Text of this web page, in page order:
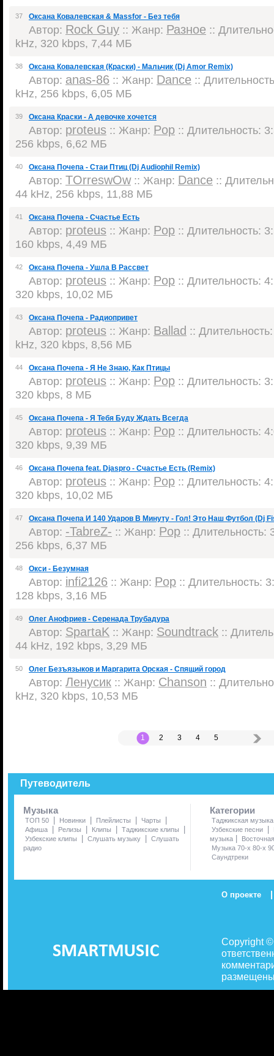
37 Оксана Ковалевская & Massfor - Без тебя
Автор: Rock Guy :: Жанр: Разное ::
kHz, 320 kbps, 7,44 МБ
38 Оксана Ковалевская (Краски) - Мальчик (Dj Amor Remix)
Автор: anas-86 :: Жанр: Dance ::
kHz, 256 kbps, 6,05 МБ
39 Оксана Краски - А девочке хочется
Автор: proteus :: Жанр: Pop :: Длительность:
256 kbps, 6,62 МБ
40 Оксана Почепа - Стаи Птиц (Dj Audiophil Remix)
Автор: TOrreswOw:: Жанр: Dance ::
44 kHz, 256 kbps, 11,88 МБ
41 Оксана Почепа - Счастье Есть
Автор: proteus :: Жанр: Pop :: Длительность:
160 kbps, 4,49 МБ
42 Оксана Почепа - Ушла В Рассвет
Автор: proteus :: Жанр: Pop :: Длительность:
320 kbps, 10,02 МБ
43 Оксана Почепа - Радиопривет
Автор: proteus :: Жанр: Ballad ::
kHz, 320 kbps, 8,56 МБ
44 Оксана Почепа - Я Не Знаю, Как Птицы
Автор: proteus :: Жанр: Pop :: Длительность:
320 kbps, 8 МБ
45 Оксана Почепа - Я Тебя Буду Ждать Всегда
Автор: proteus :: Жанр: Pop :: Длительность:
320 kbps, 9,39 МБ
46 Оксана Почепа feat. Djaspro - Счастье Есть (Remix)
Автор: proteus :: Жанр: Pop :: Длительность:
320 kbps, 10,02 МБ
47 Оксана Почепа И 140 Ударов В Минуту - Гол! Это Наш Футбол (Dj
Автор: -TabreZ- :: Жанр: Pop :: Длительность:
256 kbps, 6,37 МБ
48 Окси - Безумная
Автор: infi2126 :: Жанр: Pop :: Длительность:
128 kbps, 3,16 МБ
49 Олег Анофриев - Серенада Трубадура
Автор: SpartaK :: Жанр: Soundtrack ::
44 kHz, 192 kbps, 3,29 МБ
50 Олег Безъязыков и Маргарита Орская - Спящий город
Автор: Ленусик :: Жанр: Chanson ::
kHz, 320 kbps, 10,53 МБ
1 2 3 4 5
Путеводитель
Музыка
ТОП 50 Новинки Плейлисты Чарты
Афиша Релизы Клипы Таджикские клипы
Узбекские клипы Слушать музыку
Слушать
радио
Категории
Таджикская музыка
Узбекские песни
музыка
Музыка 70-х 80-х
Саундтреки
О проекте |
Copyright
размещены